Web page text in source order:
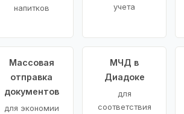
напитков
учета
Массовая
отправка
документов
для экономии
МЧД в
Диадоке
для
соответствия